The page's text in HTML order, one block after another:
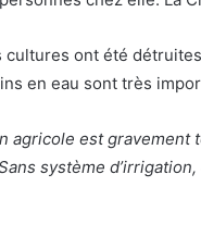
ont été
en eau sont très
agricole est gravement
système